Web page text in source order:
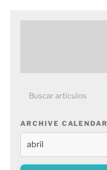
ARCHIVE CALENDAR